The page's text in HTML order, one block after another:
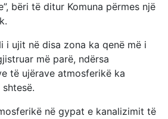
bëri të ditur Komuna përmes një
i ujit në disa zona ka qenë më i
më parë, ndërsa
të ujërave atmosferikë ka
në gypat e kanalizimit të